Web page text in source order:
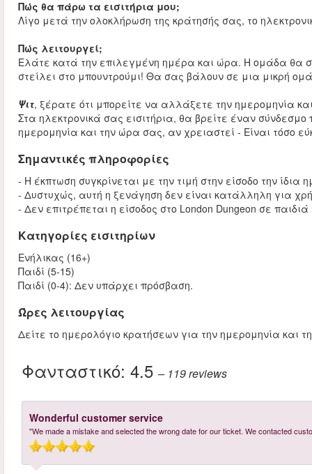
Πώς θα πάρω τα εισιτήρια μου;
Λίγο μετά την ολοκλήρωση της κράτησής σας, το
Πώς λειτουργεί;
Ελάτε κατά την επιλεγμένη ημέρα και ώρα. Η ομάδα θα
στείλει στο μπουντρούμι! Θα σας βάλουν σε μια μικρή
Ψιτ, ξέρατε ότι μπορείτε να αλλάξετε την ημερομηνία
Στα ηλεκτρονικά σας εισιτήρια, θα βρείτε έναν
ημερομηνία και την ώρα σας, αν χρειαστεί - Είναι τόσο
Σημαντικές πληροφορίες
- Η έκπτωση συγκρίνεται με την τιμή στην είσοδο την ίδια
- Δυστυχώς, αυτή η ξενάγηση δεν είναι κατάλληλη για
- Δεν επιτρέπεται η είσοδος στο London Dungeon σε
Κατηγορίες εισιτηρίων
Ενήλικας (16+)
Παιδί (5-15)
Παιδί (0-4): Δεν υπάρχει πρόσβαση.
Ώρες λειτουργίας
Δείτε το ημερολόγιο κρατήσεων για την ημερομηνία και
Φανταστικό: 4.5 – 119reviews
Wonderful customer service
"We made a mistake and selected the wrong date for our ticket. We contacted